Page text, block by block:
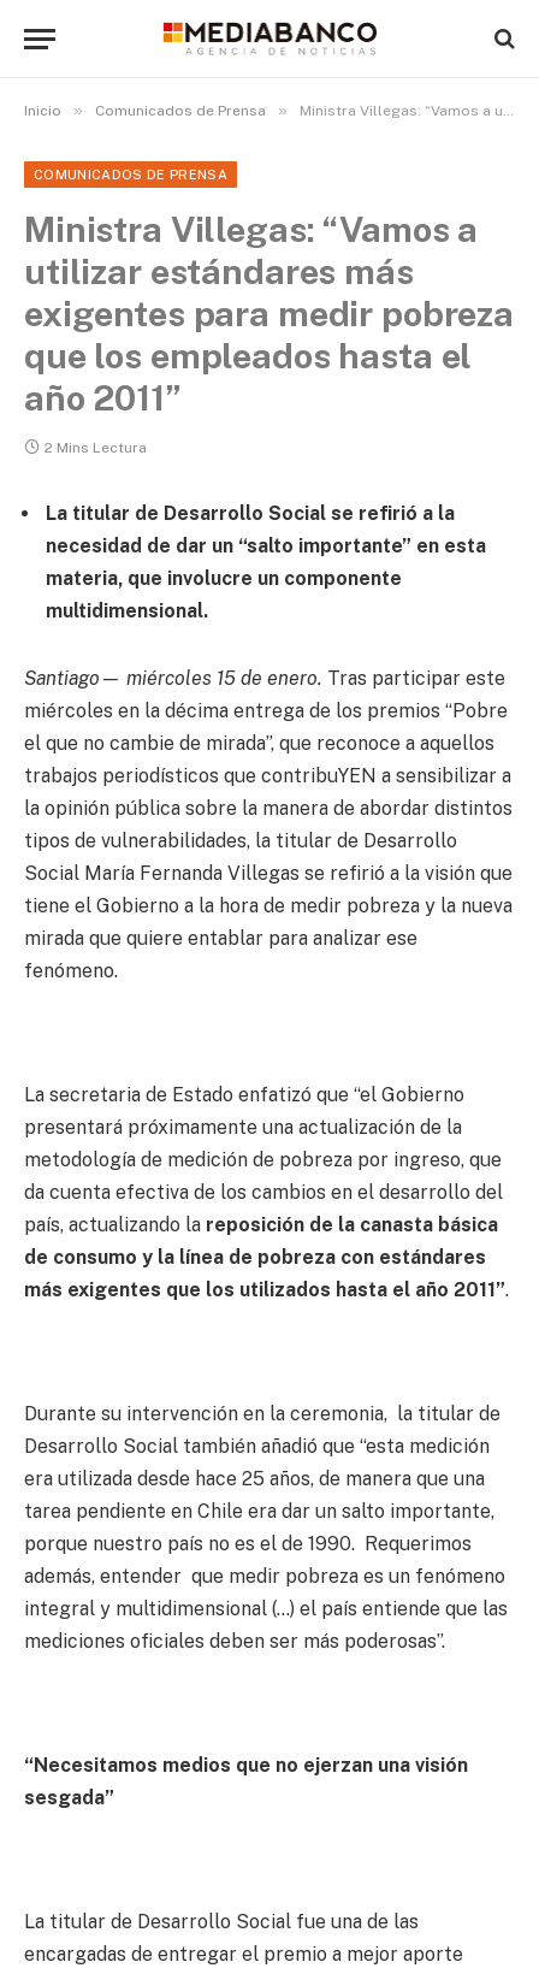
Inicio » Comunicados de Prensa » Ministra Villegas: “Vamos a utilizar estándares más exigentes para medir pobreza que los empleados hasta el año 2011”
COMUNICADOS DE PRENSA
Ministra Villegas: “Vamos a
utilizar estándares más
exigentes para medir pobreza
que los empleados hasta el
año 2011”
2 Mins Lectura
La titular de Desarrollo Social se refirió a la
necesidad de dar un “salto importante” en esta
materia, que involucre un componente
multidimensional.
Santiago— miércoles 15 de enero. Tras participar este
miércoles en la décima entrega de los premios “Pobre
el que no cambie de mirada”, que reconoce a aquellos
trabajos periodísticos que contribuYEN a sensibilizar a
la opinión pública sobre la manera de abordar distintos
tipos de vulnerabilidades, la titular de Desarrollo
Social María Fernanda Villegas se refirió a la visión que
tiene el Gobierno a la hora de medir pobreza y la nueva
mirada que quiere entablar para analizar ese
fenómeno.
La secretaria de Estado enfatizó que “el Gobierno
presentará próximamente una actualización de la
metodología de medición de pobreza por ingreso, que
da cuenta efectiva de los cambios en el desarrollo del
país, actualizando la reposición de la canasta básica
de consumo y la línea de pobreza con estándares
más exigentes que los utilizados hasta el año 2011”.
Durante su intervención en la ceremonia, la titular de
Desarrollo Social también añadió que “esta medición
era utilizada desde hace 25 años, de manera que una
tarea pendiente en Chile era dar un salto importante,
porque nuestro país no es el de 1990. Requerimos
además, entender que medir pobreza es un fenómeno
integral y multidimensional (…) el país entiende que las
mediciones oficiales deben ser más poderosas”.
“Necesitamos medios que no ejerzan una visión
sesgada”
La titular de Desarrollo Social fue una de las
encargadas de entregar el premio a mejor aporte